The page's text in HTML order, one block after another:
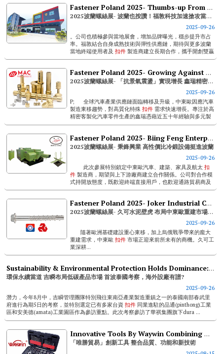
Fastener Poland 2025- Thumbs-up From Poland! Fratom Fastech Accelerates Expansion In The Polish Market
2025波蘭螺絲展- 波蘭也按讚！福敦科技加速搶攻當地市場
2025-09-26
。公司也積極參與當地展會，增加品牌曝光，穩步提升市占
率。福敦結合自身成熟技術與彈性供應鏈，期待與更多波蘭
當地終端使用者及 扣件製造商建立長期合作，攜手開創雙贏
未來！ 福敦聯絡人: 劉聖龑 Thomas Liu Em...
Fastener Poland 2025- Growing Against Economic Fluctuations, Mac Precision Hardware Secures Opportunities In Poland
2025波蘭螺絲展- 「抗景氣震盪」實現增長 鑫瑞精密工業卡位波蘭商機
2025-09-26
P; 全球汽車產業供應鏈面臨轉移及升級，中東歐因應汽車
製造東移趨勢，對高質化特殊 扣件 需求快速增長。專注於高
精密客製化汽車零件生產的鑫瑞憑藉近五十年經驗與多元製
程整合技術，積極拓展中東歐客戶。 &nb...
Fastener Poland 2025- Biing Feng Enterprise Advances Into Poland With High Cost-performance Cold Forging Machines
2025波蘭螺絲展- 秉鋒興業 高性價比冷鍛設備挺進波蘭
2025-09-26
此次參展特別鎖定中東歐汽車、建築、家具及航太 扣
件製造商，期望與上下游廠商建立合作關係。公司對合作模
式持開放態度，既歡迎終端直接用戶，也歡迎通路貿易商及
經銷商展開多元合作...
Fastener Poland 2025- Joker Industrial Concrete Anchor Capturing Central / Eastern Europe Reconstruction Opportunities
2025波蘭螺絲展- 久可水泥壁虎 布局中東歐重建市場新機遇
2025-09-26
隨著歐洲基礎建設重心東移，加上烏俄戰爭帶來的龐大
重建需求，中東歐 扣件市場正迎來前所未有的商機。久可工
業深耕...
Sustainability & Environmental Protection Holds Dominance: Bi-mirth Deploys In Low-carbon Product Market
環保永續當道 吉瞬布局低碳產品市場 首波泰國考察，海外設廠有譜?
2025-09-26
潛力，今年8月中，吉瞬管理團隊特別飛往東南亞產業製造重鎮之一的泰國南部春武里
府進行為期5日的考察，並特別選定已有多家台資 扣件 同業進駐的品通(pinthong)工業
區和安美德(amata)工業園區作為參訪重點。此次考察參訪了華祺集團旗下dura ...
Innovative Tools By Waywin Combining Quality, Functionality, And New Technologies
「唯勝貿易」創新工具 整合品質、功能和新技術